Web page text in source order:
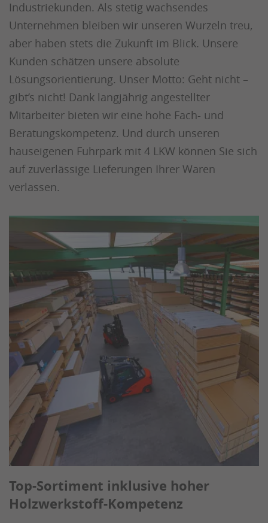
Industriekunden. Als stetig wachsendes
Unternehmen bleiben wir unseren Wurzeln treu,
aber haben stets die Zukunft im Blick. Unsere
Kunden schätzen unsere absolute
Lösungsorientierung. Unser Motto: Geht nicht –
gibt’s nicht! Dank langjährig angestellter
Mitarbeiter bieten wir eine hohe Fach- und
Beratungskompetenz. Und durch unseren
hauseigenen Fuhrpark mit 4 LKW können Sie sich
auf zuverlässige Lieferungen Ihrer Waren
verlassen.
Top-Sortiment inklusive hoher
Holzwerkstoff-Kompetenz